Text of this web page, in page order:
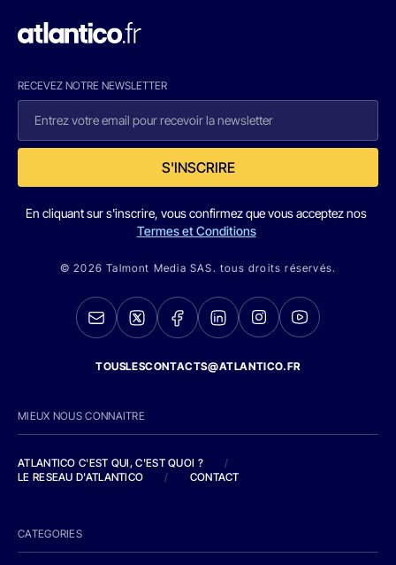
RECEVEZ NOTRE NEWSLETTER
S'INSCRIRE
En cliquant sur s'inscrire, vous confirmez que vous acceptez nos
Termes et Conditions
© 2026 Talmont Media SAS. tous droits réservés.
TOUSLESCONTACTS@ATLANTICO.FR
MIEUX NOUS CONNAITRE
ATLANTICO C'EST QUI, C'EST QUOI ?
/
LE RESEAU D'ATLANTICO
/ CONTACT
CATEGORIES